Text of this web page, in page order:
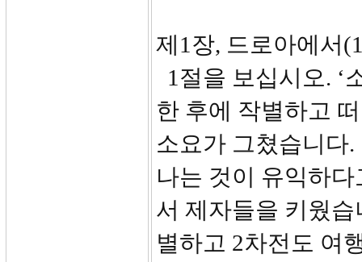
제1장, 드로아에서
1절을 보십시오. ‘
한 후에 작별하고
소요가 그쳤습니다
나는 것이 유익하
서 제자들을 키웠
별하고 2차전도 여